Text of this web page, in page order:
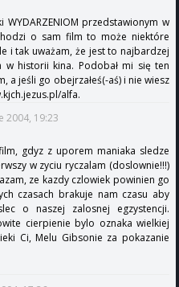
przedstawionym w
o sam film to może niektóre
i tak uważam, że jest to najbardzej
w historii kina. Podobał mi się ten
a jeśli go obejrzałeś(-aś) i nie wiesz
alfa.
2004, 19:23
gdyz z uporem maniaka sledze
w zyciu ryczalam (doslownie!!!)
ze kazdy czlowiek powinien go
czasach brakuje nam czasu aby
o naszej zalosnej egzystencji.
cierpienie bylo oznaka wielkiej
Ci, Melu Gibsonie za pokazanie